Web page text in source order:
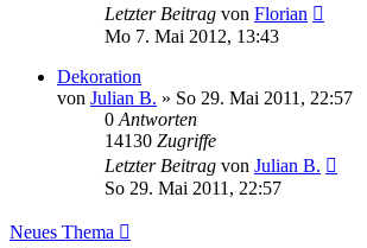
Letzter Beitrag von Florian
Mo 7. Mai 2012, 13:43
Dekoration
von Julian B. » So 29. Mai 2011, 22:57
0 Antworten
14130 Zugriffe
Letzter Beitrag von Julian B.
So 29. Mai 2011, 22:57
Neues Thema